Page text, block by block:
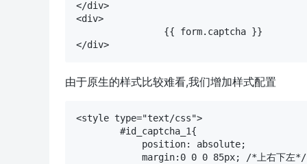
</div>
<div>
                {{ form.captcha }}
由于原生的样式比较难看,我们增加样式配置
<style type="text/css">
        #id_captcha_1{
            position: absolute;
            margin:0 0 0 85px; /*上右下左*/